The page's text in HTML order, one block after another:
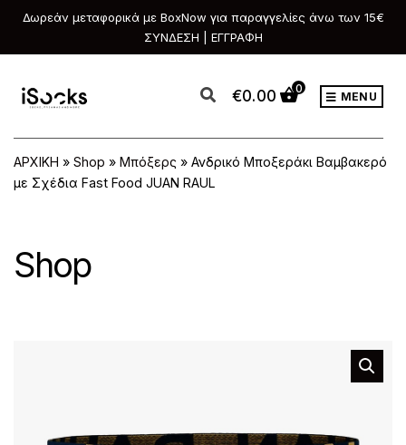
Δωρεάν μεταφορικά με BoxNow για παραγγελίες άνω των 15€
ΣΥΝΔΕΣΗ | ΕΓΓΡΑΦΗ
€0.00 0
MENU
ΑΡΧΙΚΗ » Shop » Μπόξερς » Ανδρικό Μποξεράκι Βαμβακερό
με Σχέδια Fast Food JUAN RAUL
Shop